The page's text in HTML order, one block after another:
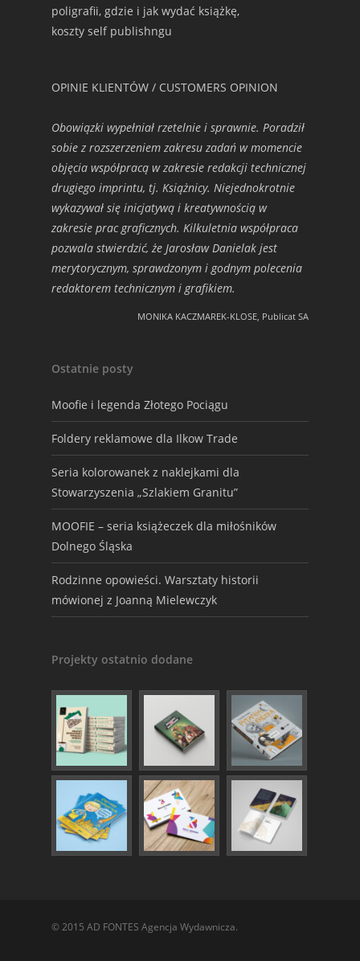
poligrafii, gdzie i jak wydać książkę,
koszty self publishngu
OPINIE KLIENTÓW / CUSTOMERS OPINION
Obowiązki wypełniał rzetelnie i sprawnie. Poradził
sobie z rozszerzeniem zakresu zadań w momencie
objęcia współpracą w zakresie redakcji technicznej
drugiego imprintu, tj. Książnicy. Niejednokrotnie
wykazywał się inicjatywą i kreatywnością w
zakresie prac graficznych. Kilkuletnia współpraca
pozwala stwierdzić, że Jarosław Danielak jest
merytorycznym, sprawdzonym i godnym polecenia
redaktorem technicznym i grafikiem.
MONIKA KACZMAREK-KLOSE, Publicat SA
Ostatnie posty
Moofie i legenda Złotego Pociągu
Foldery reklamowe dla Ilkow Trade
Seria kolorowanek z naklejkami dla
Stowarzyszenia „Szlakiem Granitu”
MOOFIE – seria książeczek dla miłośników
Dolnego Śląska
Rodzinne opowieści. Warsztaty historii
mówionej z Joanną Mielewczyk
Projekty ostatnio dodane
© 2015 AD FONTES Agencja Wydawnicza.